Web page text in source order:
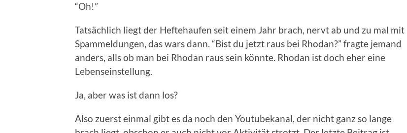
“Oh!”
Tatsächlich liegt der Heftehaufen seit einem Jahr brach, nervt ab und zu mal mit
Spammeldungen, das wars dann. “Bist du jetzt raus bei Rhodan?” fragte jemand
anders, alls ob man bei Rhodan raus sein könnte. Rhodan ist doch eher eine
Lebenseinstellung.
Ja, aber was ist dann los?
Also zuerst einmal gibt es da noch den Youtubekanal, der nicht ganz so lange